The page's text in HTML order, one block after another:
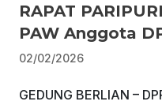
RAPAT
PAW Anggota
02/02/2026
GEDUNG BERLIAN –